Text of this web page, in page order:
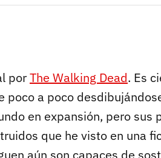
porThe Walking Dead. Es
poco a poco
en expansión, pero sus
que he visto en una
aún son capaces de